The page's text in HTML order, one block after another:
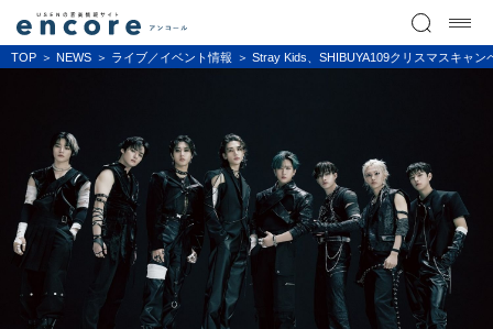
TOP NEWS ライブ／イベント情報 Stray Kids、SHIBUYA109クリスマスキャン